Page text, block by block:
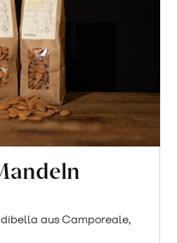
aus Camporeale,